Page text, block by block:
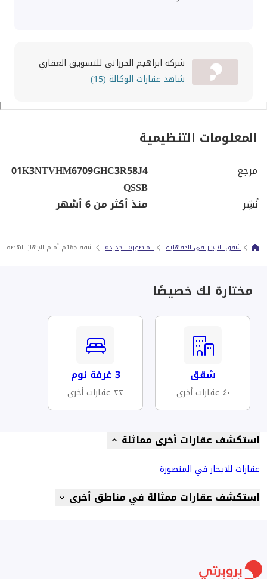
شركه ابراهيم الخرزاتي للتسويق العقاري
شاهد عقارات الوكالة (15)
المعلومات التنظيمية
مرجع
01K3NTVHM6709GHC3R58J4
QSSB
نُشِر
منذ أكثر من 6 أشهر
شقق للايجار في الدقهلية المنصورة الجديدة شقه 165م أمام الجهاز الهضمي في شارع جيهان
مختارة لك خصيصًا
شقق
٤٠ عقارات أخرى
3 غرفة نوم
٢٢ عقارات أخرى
استكشف عقارات أخرى مماثلة
عقارات للايجار في المنصورة
استكشف عقارات ممثالة في مناطق أخرى